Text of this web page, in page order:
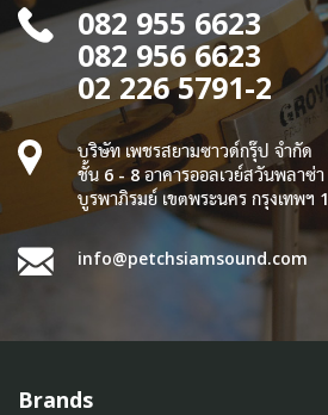
082 955 6623
082 956 6623
02 226 5791-2
บริษัท เพชรสยามซาวด์กรุ๊ป จำกัด
ชั้น 6 - 8 อาคารออลเวย์สวันพลาซ่
บูรพาภิรมย์ เขตพระนคร กรุงเทพฯ
info@petchsiamsound.com
Brands